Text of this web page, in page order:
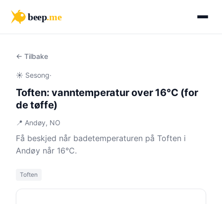
beep.me
← Tilbake
☀️ Sesong·
Toften: vanntemperatur over 16°C (for
de tøffe)
📍 Andøy, NO
Få beskjed når badetemperaturen på Toften i
Andøy når 16°C.
Toften